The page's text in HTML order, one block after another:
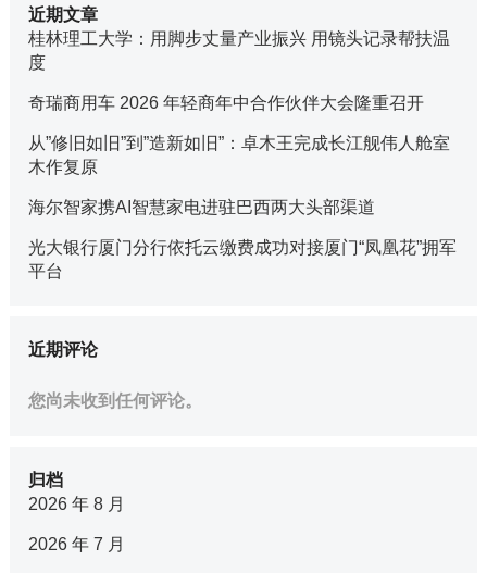
近期文章
桂林理工大学：用脚步丈量产业振兴 用镜头记录帮扶温
度
奇瑞商用车 2026 年轻商年中合作伙伴大会隆重召开
从”修旧如旧”到”造新如旧”：卓木王完成长江舰伟人舱室
木作复原
海尔智家携AI智慧家电进驻巴西两大头部渠道
光大银行厦门分行依托云缴费成功对接厦门“凤凰花”拥军
平台
近期评论
您尚未收到任何评论。
归档
2026 年 8 月
2026 年 7 月